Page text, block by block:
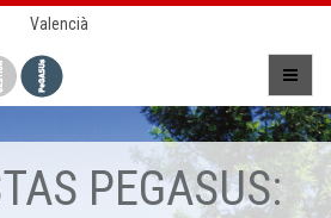
Valencià
PEGASUS: